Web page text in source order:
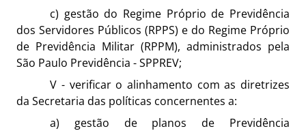
c) gestão do Regime Próprio de Previdência
dos Servidores Públicos (RPPS) e do Regime Próprio
de Previdência Militar (RPPM), administrados pela
São Paulo Previdência - SPPREV;
V - verificar o alinhamento com as diretrizes
da Secretaria das políticas concernentes a:
a) gestão de planos de Previdência